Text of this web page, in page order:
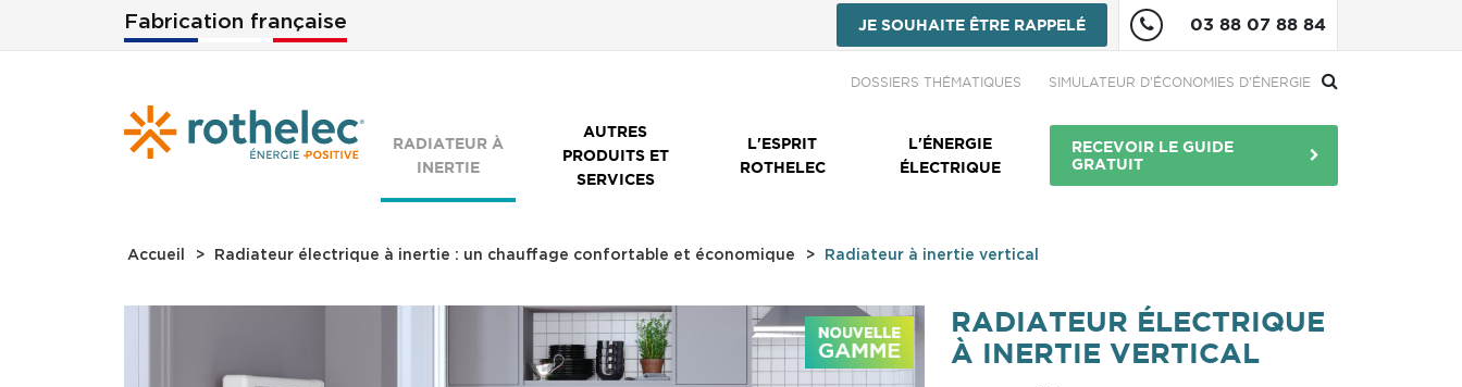
Aller au contenu principalFabrication française JE SOUHAITE ÊTRE RAPPELÉ 03 88 07 88 84
Menu Secondaire
DOSSIERS THÉMATIQUES SIMULATEUR D'ÉCONOMIES D'ÉNERGIE
RADIATEUR À
INERTIE
AUTRES
PRODUITS ET
SERVICES
L'ESPRIT
ROTHELEC
L'ÉNERGIE
ÉLECTRIQUE
Menu Bouton
RECEVOIR LE GUIDE
GRATUIT
Accueil Radiateur électrique à inertie : un chauffage confortable et économique Radiateur à inertie vertical
RADIATEUR ÉLECTRIQUE
À INERTIE VERTICAL